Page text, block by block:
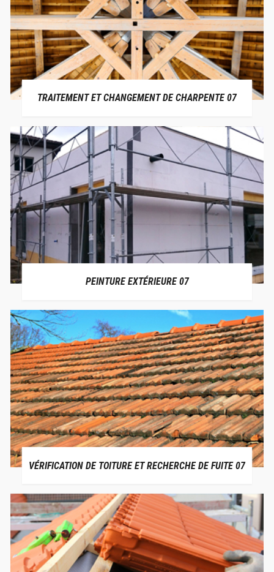
TRAITEMENT ET CHANGEMENT DE CHARPENTE 07
PEINTURE EXTÉRIEURE 07
VÉRIFICATION DE TOITURE ET RECHERCHE DE FUITE 07